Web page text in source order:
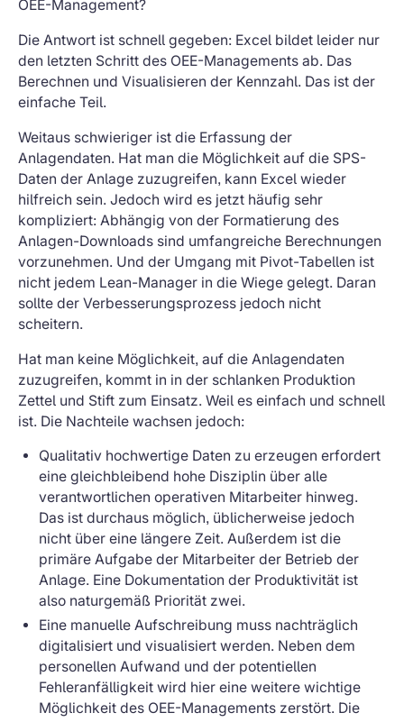
OEE-Management?
Die Antwort ist schnell gegeben: Excel bildet leider nur
den letzten Schritt des OEE-Managements ab. Das
Berechnen und Visualisieren der Kennzahl. Das ist der
einfache Teil.
Weitaus schwieriger ist die Erfassung der
Anlagendaten. Hat man die Möglichkeit auf die SPS-
Daten der Anlage zuzugreifen, kann Excel wieder
hilfreich sein. Jedoch wird es jetzt häufig sehr
kompliziert: Abhängig von der Formatierung des
Anlagen-Downloads sind umfangreiche Berechnungen
vorzunehmen. Und der Umgang mit Pivot-Tabellen ist
nicht jedem Lean-Manager in die Wiege gelegt. Daran
sollte der Verbesserungsprozess jedoch nicht
scheitern.
Hat man keine Möglichkeit, auf die Anlagendaten
zuzugreifen, kommt in in der schlanken Produktion
Zettel und Stift zum Einsatz. Weil es einfach und schnell
ist. Die Nachteile wachsen jedoch:
Qualitativ hochwertige Daten zu erzeugen erfordert
eine gleichbleibend hohe Disziplin über alle
verantwortlichen operativen Mitarbeiter hinweg.
Das ist durchaus möglich, üblicherweise jedoch
nicht über eine längere Zeit. Außerdem ist die
primäre Aufgabe der Mitarbeiter der Betrieb der
Anlage. Eine Dokumentation der Produktivität ist
also naturgemäß Priorität zwei.
Eine manuelle Aufschreibung muss nachträglich
digitalisiert und visualisiert werden. Neben dem
personellen Aufwand und der potentiellen
Fehleranfälligkeit wird hier eine weitere wichtige
Möglichkeit des OEE-Managements zerstört. Die